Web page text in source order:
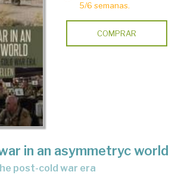
5/6 semanas.
COMPRAR
in an asymmetryc world
post-cold war era